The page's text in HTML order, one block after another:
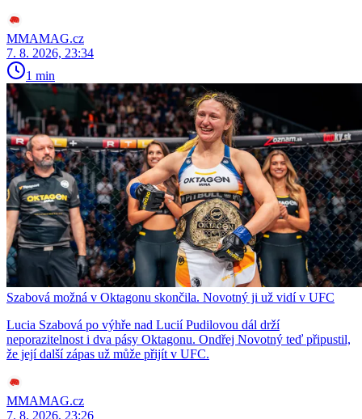
MMAMAG.cz
7. 8. 2026, 23:34
1 min
Szabová možná v Oktagonu skončila. Novotný ji už vidí v UFC
Lucia Szabová po výhře nad Lucií Pudilovou dál drží
neporazitelnost i dva pásy Oktagonu. Ondřej Novotný teď připustil,
že její další zápas už může přijít v UFC.
MMAMAG.cz
7. 8. 2026, 23:26